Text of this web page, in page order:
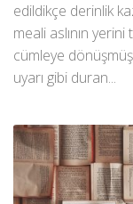
edildikçe derinlik
meali aslının
cümleye
uyarı gibi duran...